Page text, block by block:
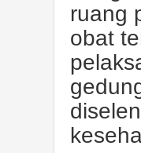
ruang
obat